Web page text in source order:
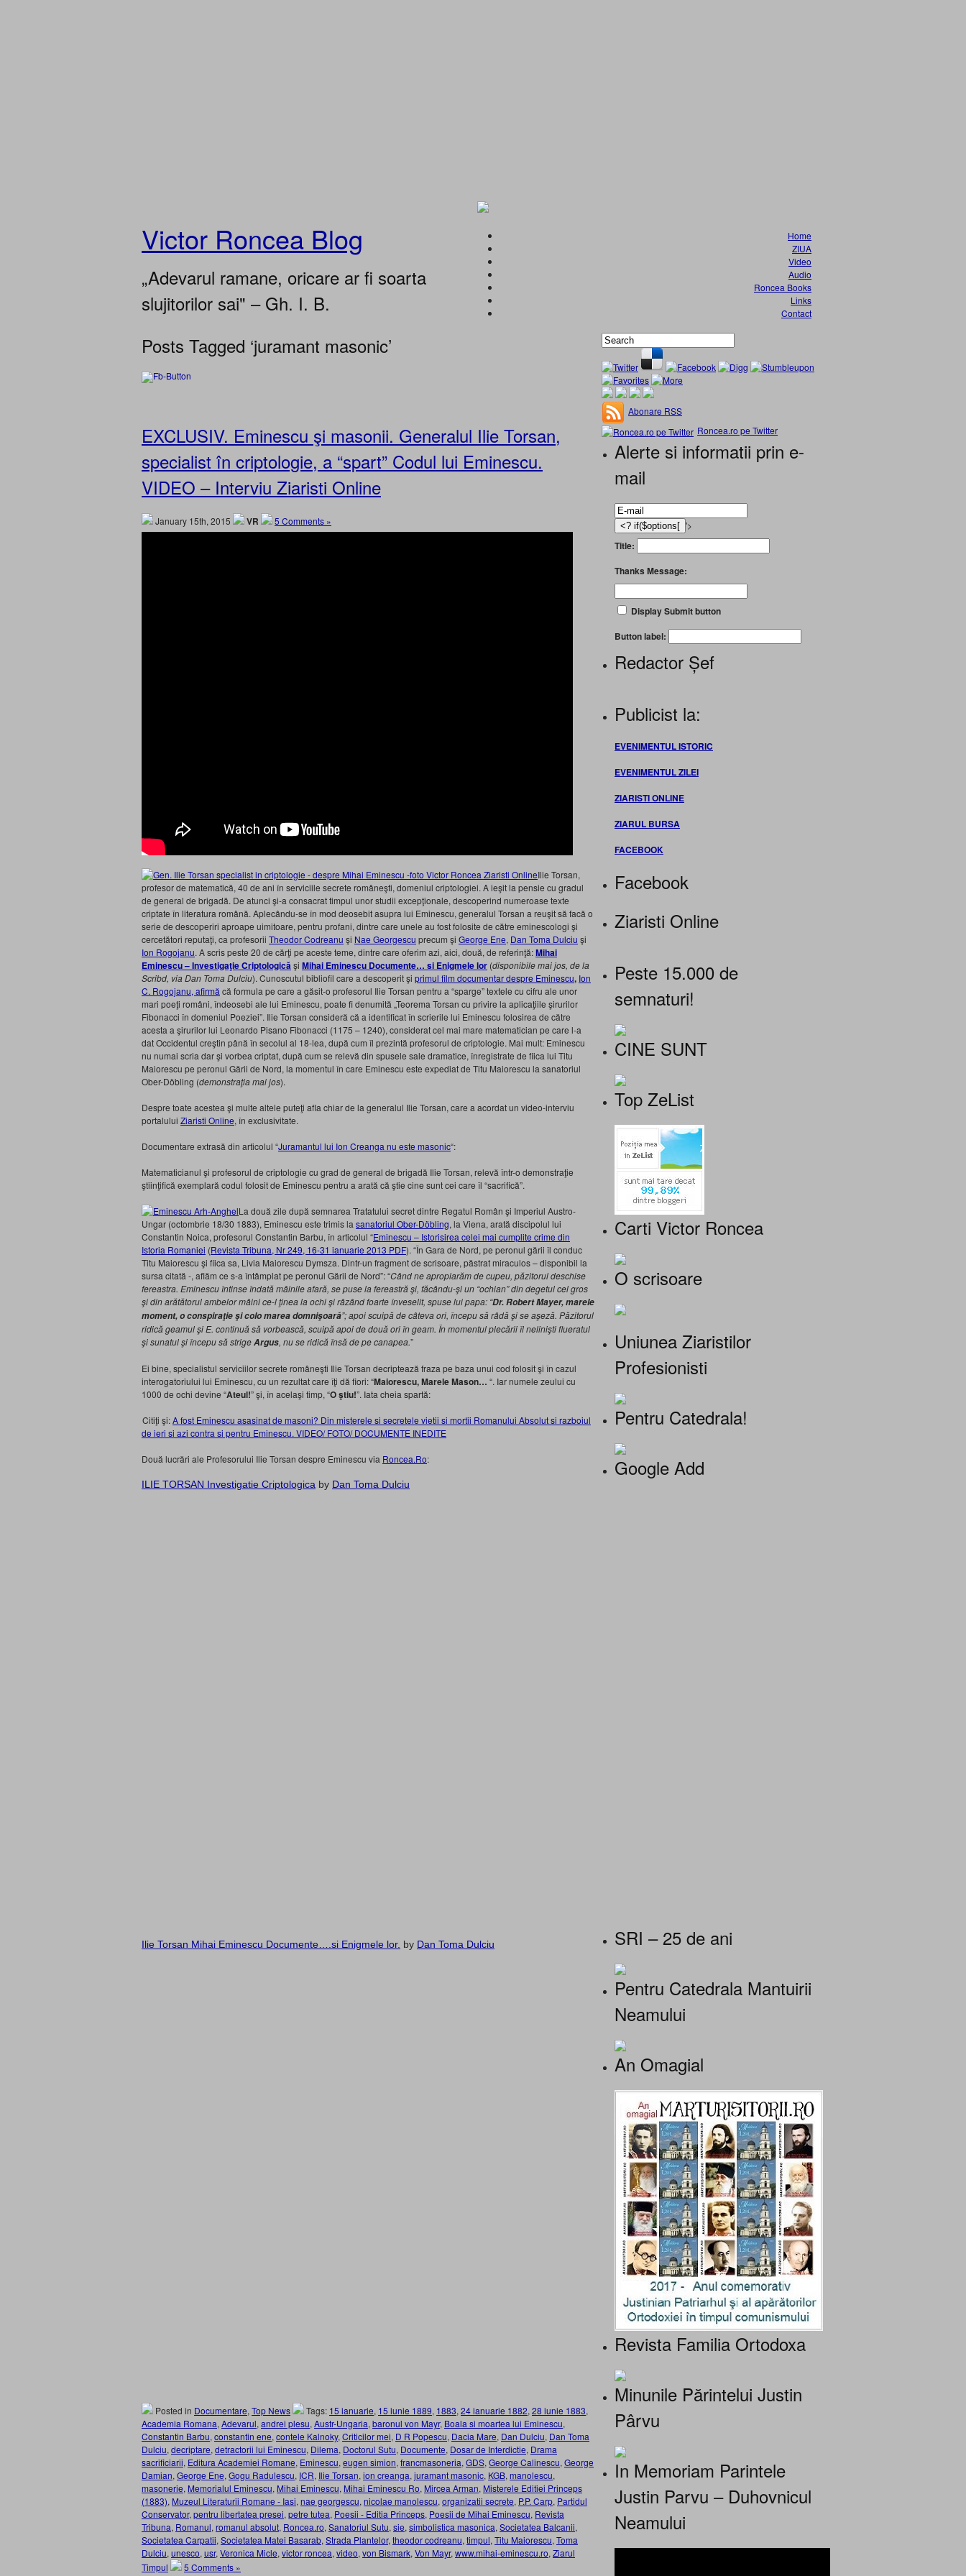
Victor Roncea Blog
„Adevarul ramane, oricare ar fi soarta
slujitorilor sai" – Gh. I. B.
Home
ZIUA
Video
Audio
Roncea Books
Links
Contact
Posts Tagged ‘juramant masonic’
EXCLUSIV. Eminescu şi masonii. Generalul Ilie Torsan,
specialist în criptologie, a “spart” Codul lui Eminescu.
VIDEO – Interviu Ziaristi Online
January 15th, 2015 VR 5 Comments »
Ilie Torsan,
profesor de matematică, 40 de ani în serviciile secrete româneşti, domeniul criptologiei. A ieşit la pensie cu gradul
de general de brigadă. De atunci şi-a consacrat timpul unor studii excepţionale, descoperind numeroase texte
criptate în literatura română. Aplecându-se în mod deosebit asupra lui Eminescu, generalul Torsan a reuşit să facă o
serie de descoperiri aproape uimitoare, pentru profani, dintre care unele au fost folosite de către eminescologi şi
cercetători reputaţi, ca profesorii Theodor Codreanu şi Nae Georgescu precum şi George Ene, Dan Toma Dulciu şi
Ion Rogojanu. A scris peste 20 de cărţi pe aceste teme, dintre care oferim azi, aici, două, de referinţă:Mihai
Eminescu – Investigaţie Criptologicăşi Mihai Eminescu Documente… si Enigmele lor (disponibile mai jos, de la
Scribd, via Dan Toma Dulciu). Cunoscutul bibliofil care a descoperit şi primul film documentar despre Eminescu, Ion
C. Rogojanu, afirmă că formula pe care a găsit-o profesorul Ilie Torsan pentru a “sparge” textele cu cifru ale unor
mari poeţi români, îndeosebi ale lui Eminescu, poate fi denumită „Teorema Torsan cu privire la aplicaţiile şirurilor
Fibonacci în domeniul Poeziei”. Ilie Torsan consideră că a identificat în scrierile lui Eminescu folosirea de către
acesta a şirurilor lui Leonardo Pisano Fibonacci (1175 – 1240), consideratcel mai mare matematician pe care l-a
dat Occidentul creştin până în secolul al 18-lea, după cum îl prezintă profesorul de criptologie. Mai mult: Eminescu
nu numai scria dar şi vorbea criptat, după cum se relevă din spusele sale dramatice, înregistrate de fiica lui Titu
Maiorescu pe peronul Gării de Nord, la momentul în care Eminescu este expediat de Titu Maiorescu la sanatoriul
Ober-Döbling (demonstraţia mai jos).
Despre toate acestea şi multe altele puteţi afla chiar de la generalul Ilie Torsan, care a acordat un video-interviu
portalului Ziaristi Online, în exclusivitate.
Documentare extrasă din articolul “Juramantul lui Ion Creanga nu este masonic“:
Matematicianul şi profesorul de criptologie cu grad de general de brigadă Ilie Torsan, relevă într-o demonstraţie
ştiinţifică exemplară codul folosit de Eminescu pentru a arată că ştie cine sunt cei care îl “sacrifică”.
La două zile după semnarea Tratatului secret dintre Regatul Român şi Imperiul Austro-
Ungar (octombrie 18/30 1883), Eminescu este trimis la sanatoriul Ober-Döbling, la Viena, arată discipolul lui
Constantin Noica, profesorul Constantin Barbu, în articolul “Eminescu – Istorisirea celei mai cumplite crime din
Istoria Romaniei (Revista Tribuna, Nr 249, 16-31 ianuarie 2013 PDF). “În Gara de Nord, pe peronul gării îl conduc
Titu Maiorescu şi fiica sa, Livia Maiorescu Dymsza. Dintr-un fragment de scrisoare, păstrat miraculos – disponibil la
sursa citată -, aflăm ce s-a întâmplat pe peronul Gării de Nord”: “Când ne apropiarăm de cupeu, păzitorul deschise
fereastra. Eminescu întinse îndată mâinile afară, se puse la fereastră şi, făcându-şi un “ochian” din degetul cel gros
şi din arătătorul ambelor mâini ce-l ţinea la ochi şi râzând foarte înveselit, spuse lui papa: “Dr. Robert Mayer, marele
moment, o conspiraţie şi colo marea domnişoară”; apoi scuipă de câteva ori, începu să râdă şi se aşeză. Păzitorul
ridică geamul şi E. continuă să vorbească, scuipă apoi de două ori în geam. În momentul plecării îl nelinişti flueratul
şi sunatul şi începu să strigeArgus, nu se ridică însă de pe canapea.”
Ei bine, specialistul serviciilor secrete româneşti Ilie Torsan decriptează fraza pe baza unui cod folosit şi în cazul
interogatoriului lui Eminescu, cu un rezultat care îţi dă fiori: “Maiorescu, Marele Mason… “. Iar numele zeului cu
1000 de ochi devine “Ateul!” şi, în acelaşi timp, “O ştiu!”. Iata cheia spartă:
Citiţi şi:A fost Eminescu asasinat de masoni? Din misterele si secretele vietii si mortii Romanului Absolut si razboiul
de ieri si azi contra si pentru Eminescu. VIDEO/ FOTO/ DOCUMENTE INEDITE
Două lucrări ale Profesorului Ilie Torsan despre Eminescu via Roncea.Ro:
ILIE TORSAN Investigatie Criptologica by Dan Toma Dulciu
Ilie Torsan Mihai Eminescu Documente….si Enigmele lor. by Dan Toma Dulciu
Posted in Documentare, Top News Tags: 15 ianuarie, 15 iunie 1889, 1883, 24 ianuarie 1882, 28 iunie 1883,
Academia Romana, Adevarul, andrei plesu, Austr-Ungaria, baronul von Mayr, Boala si moartea lui Eminescu,
Constantin Barbu, constantin ene, contele Kalnoky, Criticilor mei, D R Popescu, Dacia Mare, Dan Dulciu, Dan Toma
Dulciu, decriptare, detractorii lui Eminescu, Dilema, Doctorul Sutu, Documente, Dosar de Interdictie, Drama
sacrificiarii, Editura Academiei Romane, Eminescu, eugen simion, francmasoneria, GDS, George Calinescu, George
Damian, George Ene, Gogu Radulescu, ICR, Ilie Torsan, ion creanga, juramant masonic, KGB, manolescu,
masonerie, Memorialul Eminescu, Mihai Eminescu, Mihai Eminescu Ro, Mircea Arman, Misterele Editiei Princeps
(1883), Muzeul Literaturii Romane - Iasi, nae georgescu, nicolae manolescu, organizatii secrete, P.P. Carp, Partidul
Conservator, pentru libertatea presei, petre tutea, Poesii - Editia Princeps, Poesii de Mihai Eminescu, Revista
Tribuna, Romanul, romanul absolut, Roncea.ro, Sanatoriul Sutu, sie, simbolistica masonica, Societatea Balcanii,
Societatea Carpatii, Societatea Matei Basarab, Strada Plantelor, theodor codreanu, timpul, Titu Maiorescu, Toma
Dulciu, unesco, usr, Veronica Micle, victor roncea, video, von Bismark, Von Mayr, www.mihai-eminescu.ro, Ziarul
Timpul
5 Comments »
Abonare RSS
Roncea.ro pe Twitter
Alerte si informatii prin e-
mail
'>
Title:
Thanks Message:
Display Submit button
Button label:
Redactor Șef
Publicist la:
EVENIMENTUL ISTORIC
EVENIMENTUL ZILEI
ZIARISTI ONLINE
ZIARUL BURSA
FACEBOOK
Facebook
Ziaristi Online
Peste 15.000 de
semnaturi!
CINE SUNT
Top ZeList
Carti Victor Roncea
O scrisoare
Uniunea Ziaristilor
Profesionisti
Pentru Catedrala!
Google Add
SRI – 25 de ani
Pentru Catedrala Mantuirii
Neamului
An Omagial
Revista Familia Ortodoxa
Minunile Părintelui Justin
Pârvu
In Memoriam Parintele
Justin Parvu – Duhovnicul
Neamului